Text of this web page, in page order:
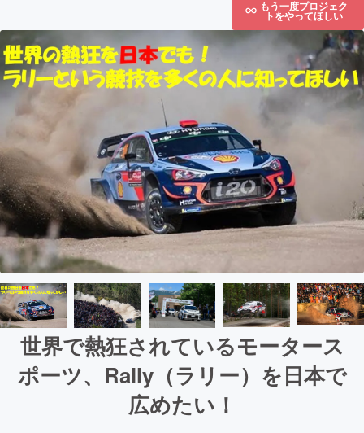
もう一度プロジェク
トをやってほしい
世界で熱狂されているモータース
ポーツ、Rally（ラリー）を日本で
広めたい！